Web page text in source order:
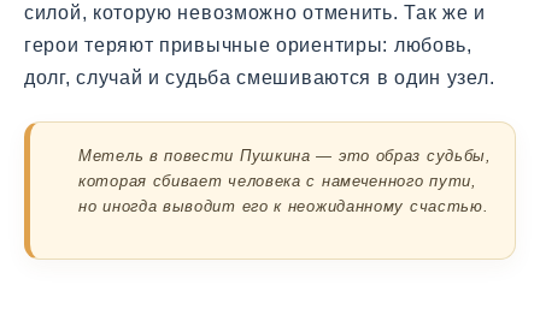
силой, которую невозможно отменить. Так же и
герои теряют привычные ориентиры: любовь,
долг, случай и судьба смешиваются в один узел.
Метель в повести Пушкина — это образ судьбы,
которая сбивает человека с намеченного пути,
но иногда выводит его к неожиданному счастью.